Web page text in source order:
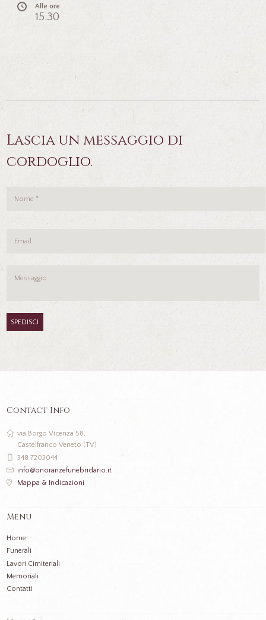
Alle ore
15.30
Lascia un messaggio di
cordoglio.
Contact Info
via Borgo Vicenza 58,
Castelfranco Veneto (TV)
348 7203044
info@onoranzefunebridario.it
Mappa & Indicazioni
Menu
Home
Funerali
Lavori Cimiteriali
Memoriali
Contatti